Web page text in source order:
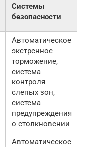
Системы
безопасности
Автоматическое
экстренное
торможение,
система
контроля
слепых зон,
система
предупреждения
о столкновении
Автоматическое